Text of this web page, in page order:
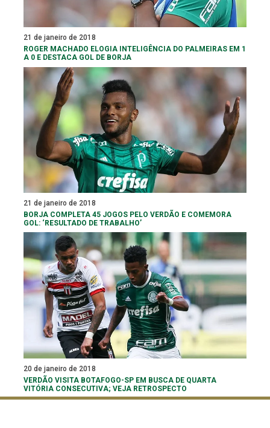
21 de janeiro de 2018
ROGER MACHADO ELOGIA INTELIGÊNCIA DO PALMEIRAS EM 1
A 0 E DESTACA GOL DE BORJA
21 de janeiro de 2018
BORJA COMPLETA 45 JOGOS PELO VERDÃO E COMEMORA
GOL: ‘RESULTADO DE TRABALHO’
20 de janeiro de 2018
VERDÃO VISITA BOTAFOGO-SP EM BUSCA DE QUARTA
VITÓRIA CONSECUTIVA; VEJA RETROSPECTO